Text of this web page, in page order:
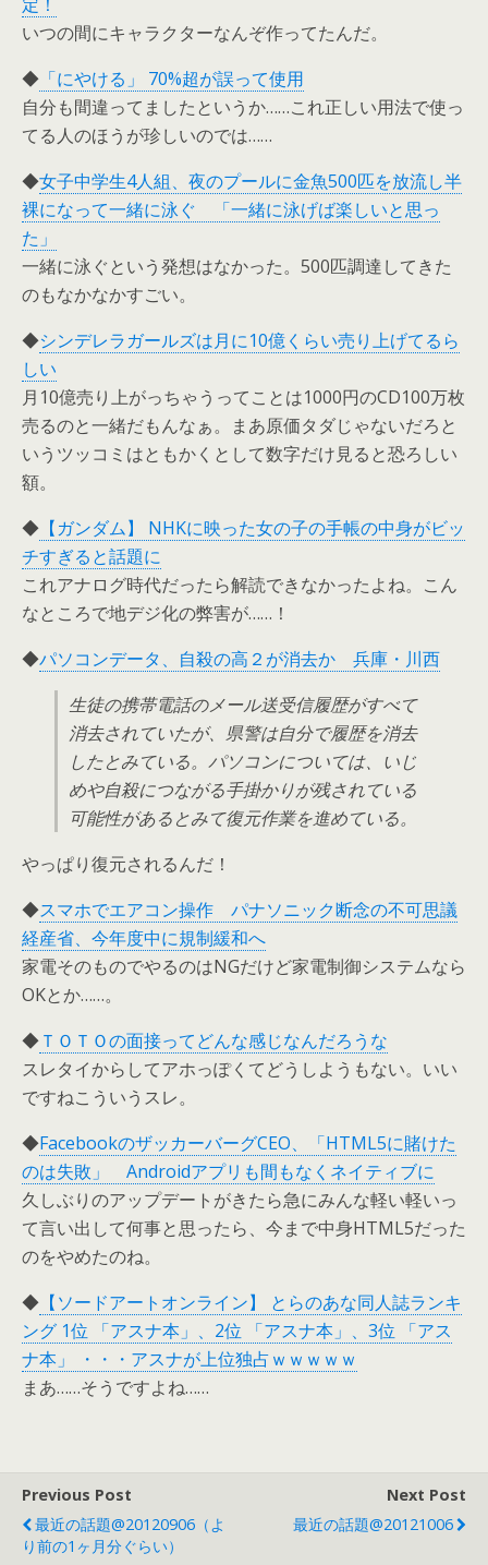
いつの間にキャラクターなんぞ作ってたんだ。
◆ 「にやける」 70%超が誤って使用
自分も間違ってましたというか……これ正しい用法で使っ
てる人のほうが珍しいのでは……
◆女子中学生4人組、夜のプールに金魚500匹を放流し半
裸になって一緒に泳ぐ 「一緒に泳げば楽しいと思っ
た」
一緒に泳ぐという発想はなかった。500匹調達してきた
のもなかなかすごい。
◆シンデレラガールズは月に10億くらい売り上げてるら
しい
月10億売り上がっちゃうってことは1000円のCD100万枚
売るのと一緒だもんなぁ。まあ原価タダじゃないだろと
いうツッコミはともかくとして数字だけ見ると恐ろしい
額。
◆ 【ガンダム】 NHKに映った女の子の手帳の中身がビッ
チすぎると話題に
これアナログ時代だったら解読できなかったよね。こん
なところで地デジ化の弊害が……！
◆パソコンデータ、自殺の高２が消去か 兵庫・川西
生徒の携帯電話のメール送受信履歴がすべて
消去されていたが、県警は自分で履歴を消去
したとみている。パソコンについては、いじ
めや自殺につながる手掛かりが残されている
可能性があるとみて復元作業を進めている。
やっぱり復元されるんだ！
◆スマホでエアコン操作 パナソニック断念の不可思議
経産省、今年度中に規制緩和へ
家電そのものでやるのはNGだけど家電制御システムなら
OKとか……。
◆ＴＯＴＯの面接ってどんな感じなんだろうな
スレタイからしてアホっぽくてどうしようもない。いい
ですねこういうスレ。
◆FacebookのザッカーバーグCEO、「HTML5に賭けた
のは失敗」 Androidアプリも間もなくネイティブに
久しぶりのアップデートがきたら急にみんな軽い軽いっ
て言い出して何事と思ったら、今まで中身HTML5だった
のをやめたのね。
◆ 【ソードアートオンライン】 とらのあな同人誌ランキ
ング 1位 「アスナ本」、2位 「アスナ本」、3位 「アス
ナ本」 ・・・アスナが上位独占ｗｗｗｗｗ
まあ……そうですよね……
Previous Post
最近の話題@20120906（よ
り前の1ヶ月分ぐらい）
Next Post
最近の話題@20121006